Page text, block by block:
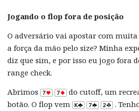
Jogando o flop fora de posição
O adversário vai apostar com
a força da mão pelo size? Minha
diz que sim, e por isso eu jogo fora
range check.
Abrimos
do cutoff, um
botão. O flop vem
.